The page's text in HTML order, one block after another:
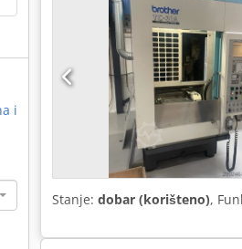
i
Stanje: dobar (korišteno),